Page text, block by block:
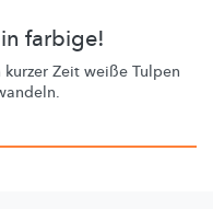
farbige!
Zeit weiße Tulpen